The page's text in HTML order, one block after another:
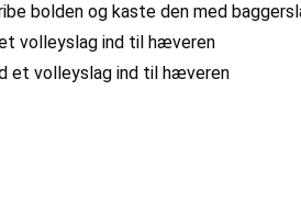
bolden og kaste den med
volleyslag ind til hæveren
et volleyslag ind til hæveren